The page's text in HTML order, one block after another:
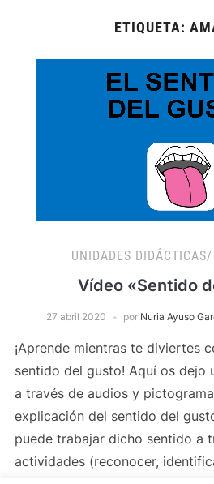
ETIQUETA:
UNIDADES
Vídeo «Sentido
27 abril 2020 por Nuria Ayuso
¡Aprende mientras te diviertes
sentido del gusto! Aquí os dejo
a través de audios y
explicación del sentido del
puede trabajar dicho sentido a
actividades (reconocer,